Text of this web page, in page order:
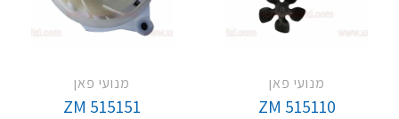
מנועי פאן
ZM 515110
מנועי פאן
ZM 515151